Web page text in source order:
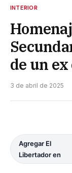
INTERIOR
de un
3 de abril de 2025
Agregar El
Libertador en